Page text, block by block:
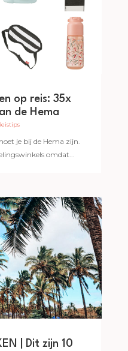
op reis: 35x
de Hema
je bij de Hema zijn.
omdat...
| Dit zijn 10